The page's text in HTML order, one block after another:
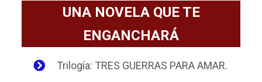
UNA NOVELA QUE TE
ENGANCHARÁ
Trilogía: TRES GUERRAS PARA AMAR.